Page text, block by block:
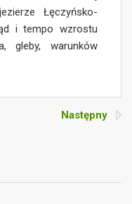
Łęczyńsko-
i tempo wzrostu
gleby, warunków
Następny